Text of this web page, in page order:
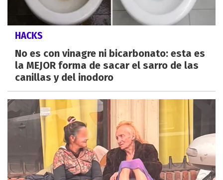
HACKS
No es con vinagre ni bicarbonato: esta es
la MEJOR forma de sacar el sarro de las
canillas y del inodoro